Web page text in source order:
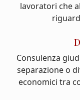
lavoratori che
Consulenza
separazione o
economici tra